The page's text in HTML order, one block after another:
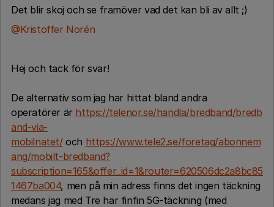
Det blir skoj och se framöver vad det kan bli av allt ;)
@Kristoffer Norén
Hej och tack för svar!
De alternativ som jag har hittat bland andra
operatörer är https://telenor.se/handla/bredband/bredb
and-via-
mobilnatet/och https://www.tele2.se/foretag/abonnem
ang/mobilt-bredband?
subscription=165&offer_id=1&router=620506dc2a8bc85
1467ba004, men på min adress finns det ingen täckning
medans jag med Tre har finfin 5G-täckning (med